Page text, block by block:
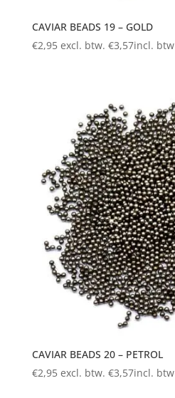
CAVIAR BEADS 19 – GOLD
€2,95 excl. btw. €3,57incl. btw
CAVIAR BEADS 20 – PETROL
€2,95 excl. btw. €3,57incl. btw